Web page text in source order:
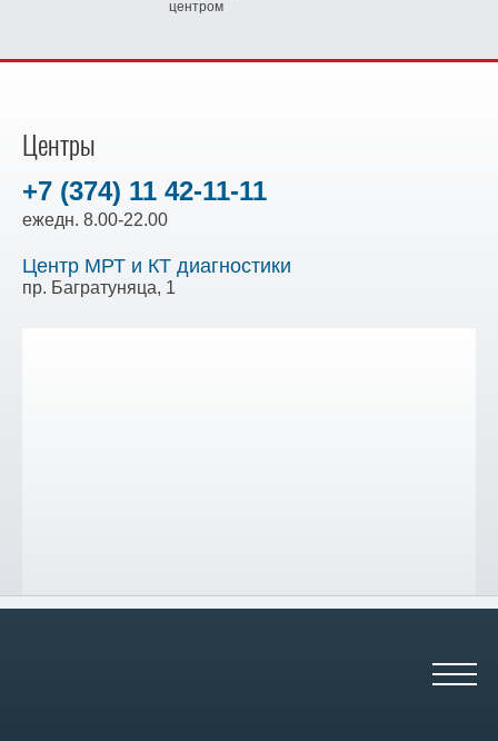
центром
Центры
+7 (374) 11 42-11-11
ежедн. 8.00-22.00
Центр МРТ и КТ диагностики
пр. Багратуняца, 1